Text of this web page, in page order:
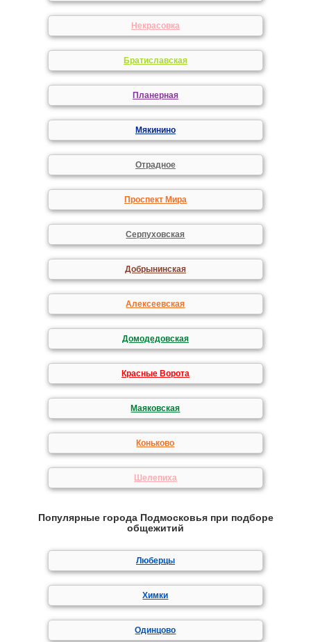
Некрасовка
Братиславская
Планерная
Мякинино
Отрадное
Проспект Мира
Серпуховская
Добрынинская
Алексеевская
Домодедовская
Красные Ворота
Маяковская
Коньково
Шелепиха
Популярные города Подмосковья при подборе
общежитий
Люберцы
Химки
Одинцово